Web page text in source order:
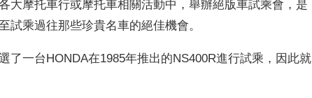
大摩托車行或摩托車相關活動中，舉辦絕版車試乘會，是
試乘過往那些珍貴名車的絕佳機會。
了一台HONDA在1985年推出的NS400R進行試乘，因此就